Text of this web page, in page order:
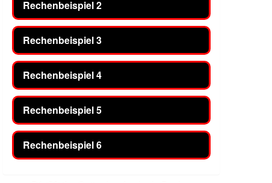
Rechenbeispiel 2
Rechenbeispiel 3
Rechenbeispiel 4
Rechenbeispiel 5
Rechenbeispiel 6